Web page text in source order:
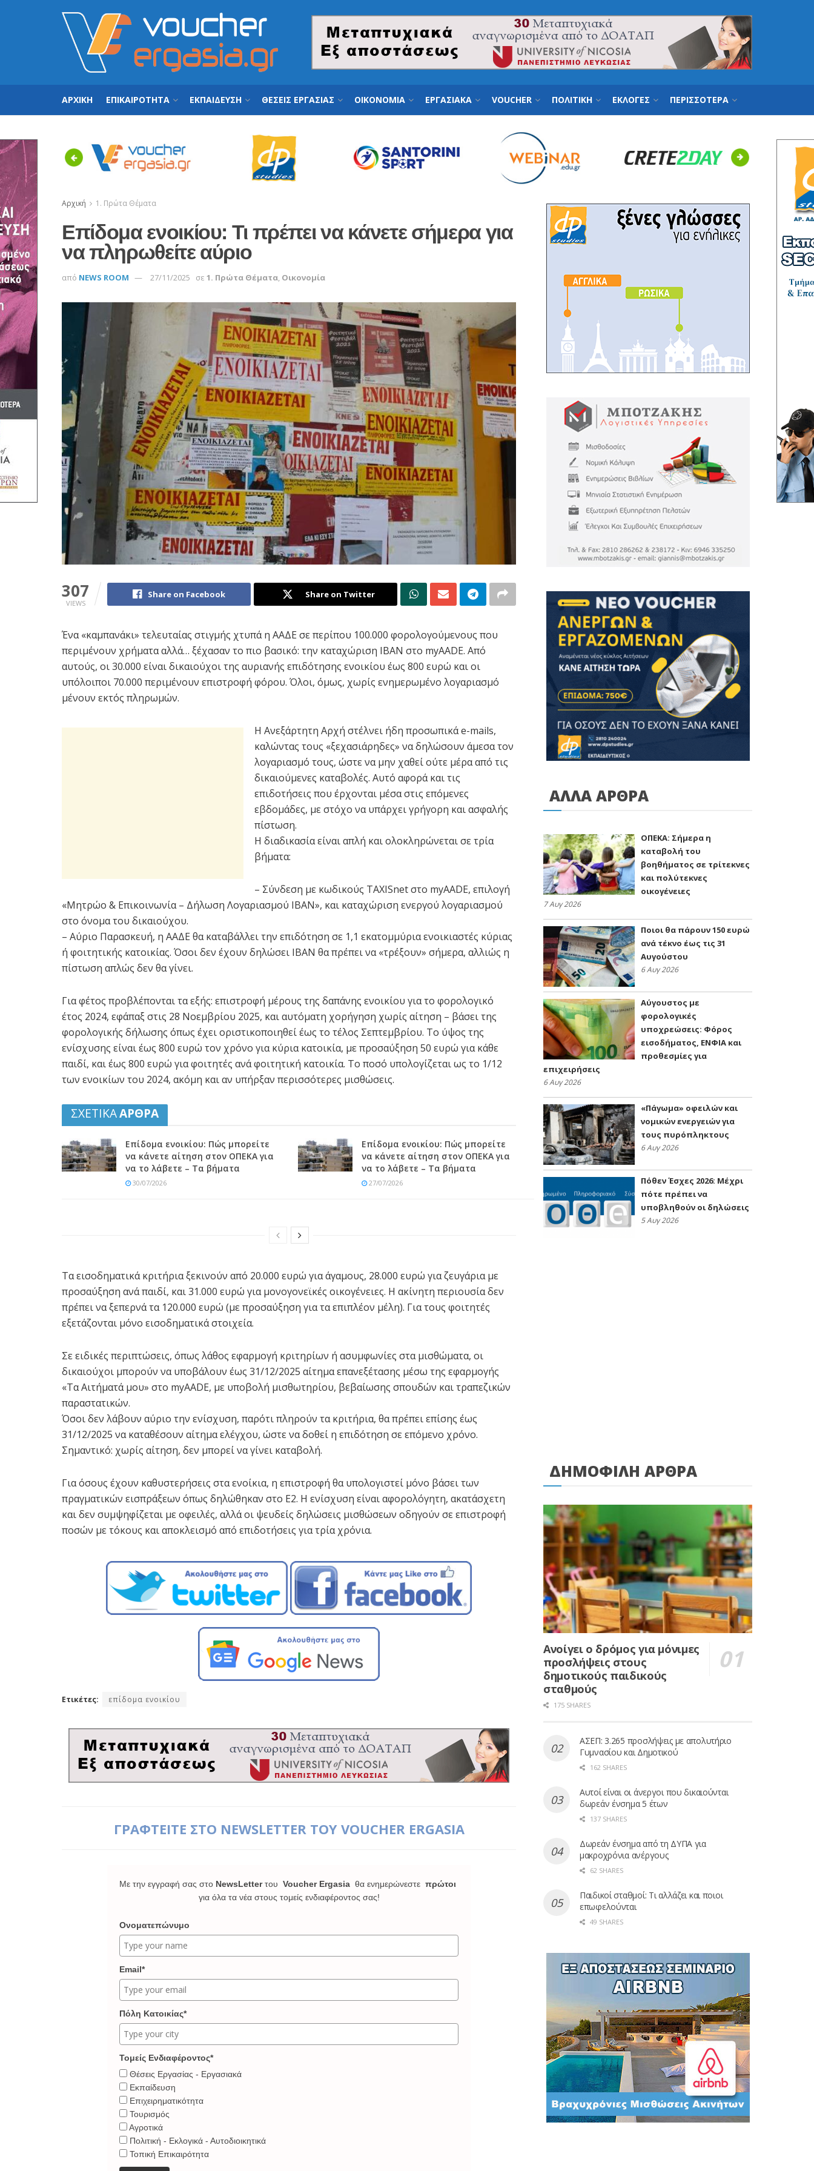
ΑΡΧΙΚΗ ΕΠΙΚΑΙΡΟΤΗΤΑ ΕΚΠΑΙΔΕΥΣΗ ΘΕΣΕΙΣ ΕΡΓΑΣΙΑΣ ΟΙΚΟΝΟΜΙΑ ΕΡΓΑΣΙΑΚΑ VOUCHER ΠΟΛΙΤΙΚΗ ΕΚΛΟΓΕΣ ΠΕΡΙΣΣΟΤΕΡΑ
Previous Next
Αρχική 1. Πρώτα Θέματα
Επίδομα ενοικίου: Τι πρέπει να κάνετε σήμερα για
να πληρωθείτε αύριο
από NEWS ROOM 27/11/2025 σε 1. Πρώτα Θέματα, Οικονομία
307
VIEWS
Share on Facebook Share on Twitter
Ένα «καμπανάκι» τελευταίας στιγμής χτυπά η ΑΑΔΕ σε περίπου 100.000 φορολογούμενους που
περιμένουν χρήματα αλλά… ξέχασαν το πιο βασικό: την καταχώριση ΙΒΑΝ στο myAADE. Από
αυτούς, οι 30.000 είναι δικαιούχοι της αυριανής επιδότησης ενοικίου έως 800 ευρώ και οι
υπόλοιποι 70.000 περιμένουν επιστροφή φόρου. Όλοι, όμως, χωρίς ενημερωμένο λογαριασμό
μένουν εκτός πληρωμών.
Η Ανεξάρτητη Αρχή στέλνει ήδη προσωπικά e-mails,
καλώντας τους «ξεχασιάρηδες» να δηλώσουν άμεσα τον
λογαριασμό τους, ώστε να μην χαθεί ούτε μέρα από τις
δικαιούμενες καταβολές. Αυτό αφορά και τις
επιδοτήσεις που έρχονται μέσα στις επόμενες
εβδομάδες, με στόχο να υπάρχει γρήγορη και ασφαλής
πίστωση.
Η διαδικασία είναι απλή και ολοκληρώνεται σε τρία
βήματα:
– Σύνδεση με κωδικούς TAXISnet στο myAADE, επιλογή
«Μητρώο & Επικοινωνία – Δήλωση Λογαριασμού ΙΒΑΝ», και καταχώριση ενεργού λογαριασμού
στο όνομα του δικαιούχου.
– Αύριο Παρασκευή, η ΑΑΔΕ θα καταβάλλει την επιδότηση σε 1,1 εκατομμύρια ενοικιαστές κύριας
ή φοιτητικής κατοικίας. Όσοι δεν έχουν δηλώσει IBAN θα πρέπει να «τρέξουν» σήμερα, αλλιώς η
πίστωση απλώς δεν θα γίνει.
Για φέτος προβλέπονται τα εξής: επιστροφή μέρους της δαπάνης ενοικίου για το φορολογικό
έτος 2024, εφάπαξ στις 28 Νοεμβρίου 2025, και αυτόματη χορήγηση χωρίς αίτηση – βάσει της
φορολογικής δήλωσης όπως έχει οριστικοποιηθεί έως το τέλος Σεπτεμβρίου. Το ύψος της
ενίσχυσης είναι έως 800 ευρώ τον χρόνο για κύρια κατοικία, με προσαύξηση 50 ευρώ για κάθε
παιδί, και έως 800 ευρώ για φοιτητές ανά φοιτητική κατοικία. Το ποσό υπολογίζεται ως το 1/12
των ενοικίων του 2024, ακόμη και αν υπήρξαν περισσότερες μισθώσεις.
ΣΧΕΤΙΚΑΑΡΘΡΑ
Επίδομα ενοικίου: Πώς μπορείτε
να κάνετε αίτηση στον ΟΠΕΚΑ για
να το λάβετε – Τα βήματα
30/07/2026
Επίδομα ενοικίου: Πώς μπορείτε
να κάνετε αίτηση στον ΟΠΕΚΑ για
να το λάβετε – Τα βήματα
27/07/2026
Τα εισοδηματικά κριτήρια ξεκινούν από 20.000 ευρώ για άγαμους, 28.000 ευρώ για ζευγάρια με
προσαύξηση ανά παιδί, και 31.000 ευρώ για μονογονεϊκές οικογένειες. Η ακίνητη περιουσία δεν
πρέπει να ξεπερνά τα 120.000 ευρώ (με προσαύξηση για τα επιπλέον μέλη). Για τους φοιτητές
εξετάζονται μόνο εισοδηματικά στοιχεία.
Σε ειδικές περιπτώσεις, όπως λάθος εφαρμογή κριτηρίων ή ασυμφωνίες στα μισθώματα, οι
δικαιούχοι μπορούν να υποβάλουν έως 31/12/2025 αίτημα επανεξέτασης μέσω της εφαρμογής
«Τα Αιτήματά μου» στο myAADE, με υποβολή μισθωτηρίου, βεβαίωσης σπουδών και τραπεζικών
παραστατικών.
Όσοι δεν λάβουν αύριο την ενίσχυση, παρότι πληρούν τα κριτήρια, θα πρέπει επίσης έως
31/12/2025 να καταθέσουν αίτημα ελέγχου, ώστε να δοθεί η επιδότηση σε επόμενο χρόνο.
Σημαντικό: χωρίς αίτηση, δεν μπορεί να γίνει καταβολή.
Για όσους έχουν καθυστερήσεις στα ενοίκια, η επιστροφή θα υπολογιστεί μόνο βάσει των
πραγματικών εισπράξεων όπως δηλώθηκαν στο Ε2. Η ενίσχυση είναι αφορολόγητη, ακατάσχετη
και δεν συμψηφίζεται με οφειλές, αλλά οι ψευδείς δηλώσεις μισθώσεων οδηγούν σε επιστροφή
ποσών με τόκους και αποκλεισμό από επιδοτήσεις για τρία χρόνια.
Ετικέτες: επίδομα ενοικίου
ΓΡΑΦΤΕΙΤΕ ΣΤΟ NEWSLETTER ΤΟΥ VOUCHER ERGASIA
Με την εγγραφή σας στο NewsLetterτου Voucher Ergasia θα ενημερώνεστε πρώτοι
για όλα τα νέα στους τομείς ενδιαφέροντος σας!
Ονοματεπώνυμο
Email*
Πόλη Κατοικίας*
Τομείς Ενδιαφέροντος*
Θέσεις Εργασίας - Εργασιακά
Εκπαίδευση
Επιχειρηματικότητα
Τουρισμός
Αγροτικά
Πολιτική - Εκλογικά - Αυτοδιοικητικά
Τοπική Επικαιρότητα
ΑΛΛΑ ΑΡΘΡΑ
ΟΠΕΚΑ: Σήμερα η
καταβολή του
βοηθήματος σε τρίτεκνες
και πολύτεκνες
οικογένειες
7 Αυγ 2026
Ποιοι θα πάρουν 150 ευρώ
ανά τέκνο έως τις 31
Αυγούστου
6 Αυγ 2026
Αύγουστος με
φορολογικές
υποχρεώσεις: Φόρος
εισοδήματος, ΕΝΦΙΑ και
προθεσμίες για
επιχειρήσεις
6 Αυγ 2026
«Πάγωμα» οφειλών και
νομικών ενεργειών για
τους πυρόπληκτους
6 Αυγ 2026
Πόθεν Έσχες 2026: Μέχρι
πότε πρέπει να
υποβληθούν οι δηλώσεις
5 Αυγ 2026
ΔΗΜΟΦΙΛΗ ΑΡΘΡΑ
Ανοίγει ο δρόμος για μόνιμες
προσλήψεις στους
δημοτικούς παιδικούς
σταθμούς
175 SHARES
ΑΣΕΠ: 3.265 προσλήψεις με απολυτήριο
Γυμνασίου και Δημοτικού
162 SHARES
Αυτοί είναι οι άνεργοι που δικαιούνται
δωρεάν ένσημα 5 έτων
137 SHARES
Δωρεάν ένσημα από τη ΔΥΠΑ για
μακροχρόνια ανέργους
62 SHARES
Παιδικοί σταθμοί: Τι αλλάζει και ποιοι
επωφελούνται
49 SHARES